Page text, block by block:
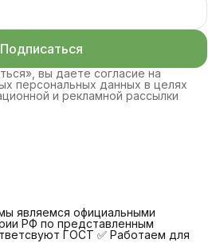
Подписаться
вы даете согласие на
персональных данных в целях
и рекламной рассылки
являемся официальными
РФ по представленным
ГОСТ ✅ Работаем для